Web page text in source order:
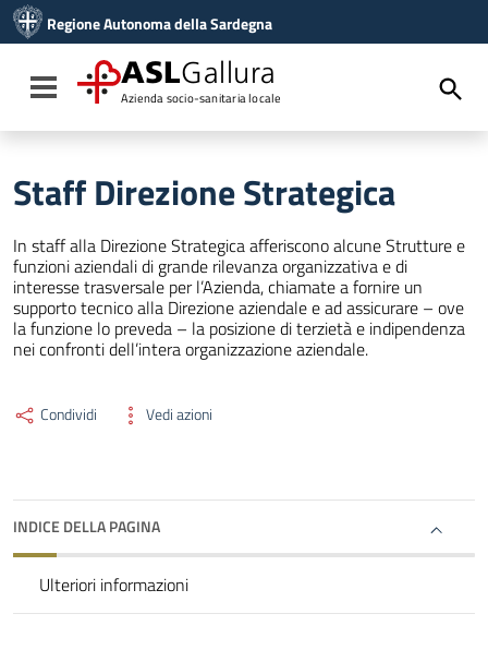
Vai al menu di navigazione
Vai al footer
Regione Autonoma della Sardegna
Toggle navigation
ASLGallura
Azienda socio-sanitaria locale
Staff Direzione Strategica
In staff alla Direzione Strategica afferiscono alcune Strutture e
funzioni aziendali di grande rilevanza organizzativa e di
interesse trasversale per l’Azienda, chiamate a fornire un
supporto tecnico alla Direzione aziendale e ad assicurare – ove
la funzione lo preveda – la posizione di terzietà e indipendenza
nei confronti dell’intera organizzazione aziendale.
Condividi Vedi azioni
INDICE DELLA PAGINA
Ulteriori informazioni